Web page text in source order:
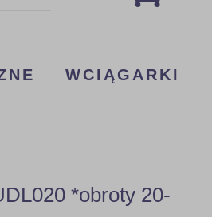
WCIĄGARKI
*obroty 20-